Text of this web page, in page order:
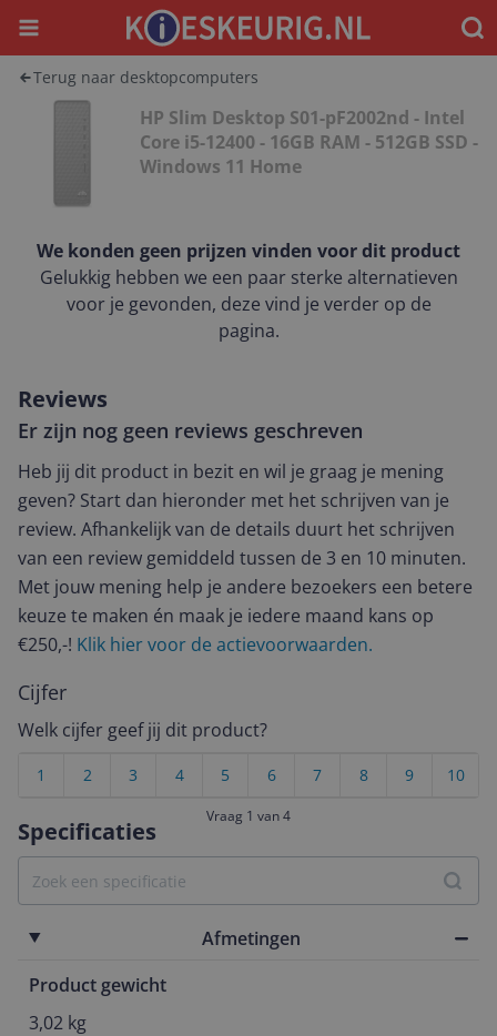
Menu
Terug naar desktopcomputers
HP Slim Desktop S01-pF2002nd - Intel
Core i5-12400 - 16GB RAM - 512GB SSD -
Windows 11 Home
We konden geen prijzen vinden voor dit product
Gelukkig hebben we een paar sterke alternatieven
voor je gevonden, deze vind je verder op de
pagina.
Specificaties
Afmetingen
Product gewicht
3,02 kg
Reviews
Er zijn nog geen reviews geschreven
Heb jij dit product in bezit en wil je graag je mening
geven? Start dan hieronder met het schrijven van je
review. Afhankelijk van de details duurt het schrijven
van een review gemiddeld tussen de 3 en 10 minuten.
Met jouw mening help je andere bezoekers een betere
keuze te maken én maak je iedere maand kans op
€250,-! Klik hier voor de actievoorwaarden.
Cijfer
Welk cijfer geef jij dit product?
10
9
8
7
6
5
4
3
2
1
Vraag 1 van 4